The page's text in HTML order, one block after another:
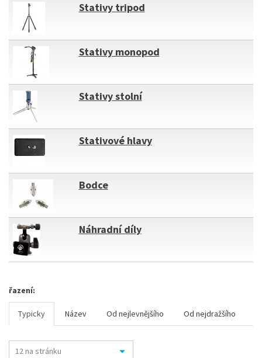
Stativy tripod
Stativy monopod
Stativy stolní
Stativové hlavy
Bodce
Náhradní díly
řazení:
Typicky Název Od nejlevnějšího Od nejdražšího